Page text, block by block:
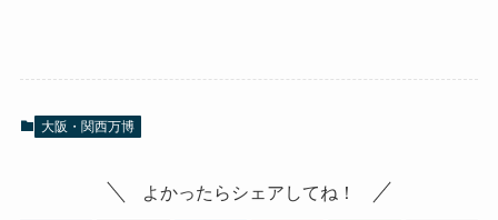
大阪・関西万博
よかったらシェアしてね！